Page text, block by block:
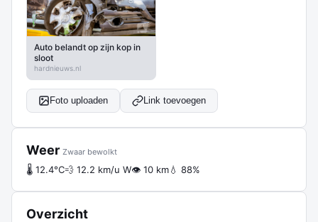
Auto belandt op zijn kop in
sloot
hardnieuws.nl
Foto uploaden Link toevoegen
Weer Zwaar bewolkt
🌡 12.4°C💨 12.2 km/u W👁 10 km💧 88%
Overzicht